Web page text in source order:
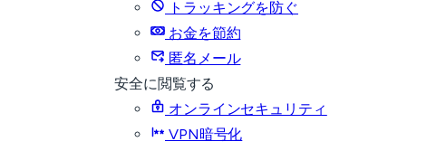
トラッキングを防ぐ
お金を節約
匿名メール
安全に閲覧する
オンラインセキュリティ
VPN暗号化